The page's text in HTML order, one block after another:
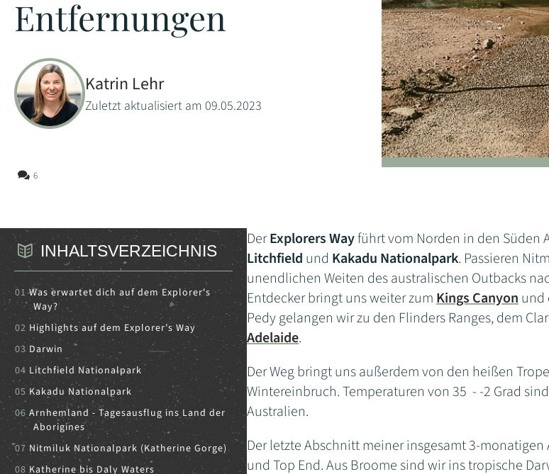
Entfernungen
Katrin Lehr
Zuletzt aktualisiert am 09.05.2023
6
DerExplorers Wayführt vom Norden in den Süden
Litchfield und Kakadu Nationalpark. Passieren
unendlichen Weiten des australischen Outbacks
Entdecker bringt uns weiter zumKings Canyonund
Pedy gelangen wir zu den Flinders Ranges, dem
Adelaide.
Der Weg bringt uns außerdem von den heißen
Wintereinbruch. Temperaturen von 35 - -2 Grad
Australien.
Der letzte Abschnitt meiner insgesamt 3-
und Top End. Aus Broome sind wir ins tropische
INHALTSVERZEICHNIS
Was erwartet dich auf dem Explorer's
Way?
Highlights auf dem Explorer's Way
Darwin
Litchfield Nationalpark
Kakadu Nationalpark
Arnhemland - Tagesausflug ins Land der
Aborigines
Nitmiluk Nationalpark (Katherine Gorge)
Katherine bis Daly Waters